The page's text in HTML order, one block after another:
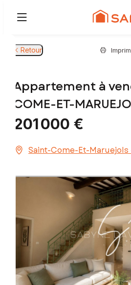
Retour
Appartement à
COME-ET-
201 000 €
Saint-Come-Et-Maruejols